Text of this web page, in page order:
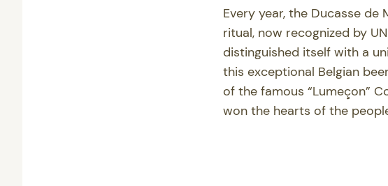
Every year, the Ducasse
ritual, now recognized by
distinguished itself with a
this exceptional Belgian
of the famous “Lumeçon”
won the hearts of the